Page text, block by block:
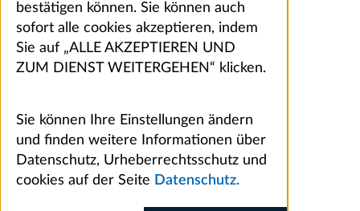
bestätigen können. Sie können auch
sofort alle cookies akzeptieren, indem
Sie auf „ALLE AKZEPTIEREN UND
ZUM DIENST WEITERGEHEN“ klicken.
Sie können Ihre Einstellungen ändern
und finden weitere Informationen über
Datenschutz, Urheberrechtsschutz und
cookies auf der Seite Datenschutz.